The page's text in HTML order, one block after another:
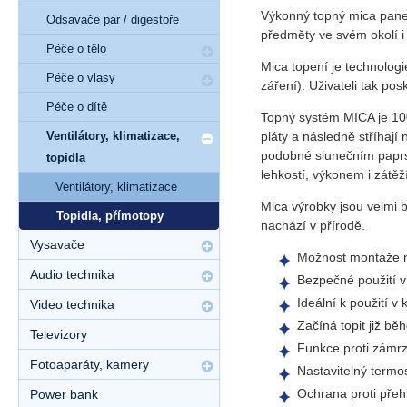
Výkonný topný mica
předměty ve svém okolí
Mica topení je
záření). Uživateli tak
Topný systém MICA je
pláty a následně stříhají
podobné slunečním
lehkostí, výkonem i
Mica výrobky jsou velmi
nachází v přírodě.
Možnost montáže
Bezpečné použití
Ideální k použití v
Začíná topit již
Funkce proti
Nastavitelný
Ochrana proti
Odsavače par / digestoře
Péče o tělo
Péče o vlasy
Péče o dítě
Ventilátory, klimatizace,
topidla
Ventilátory, klimatizace
Topidla, přímotopy
Vysavače
Audio technika
Video technika
Televizory
Fotoaparáty, kamery
Power bank